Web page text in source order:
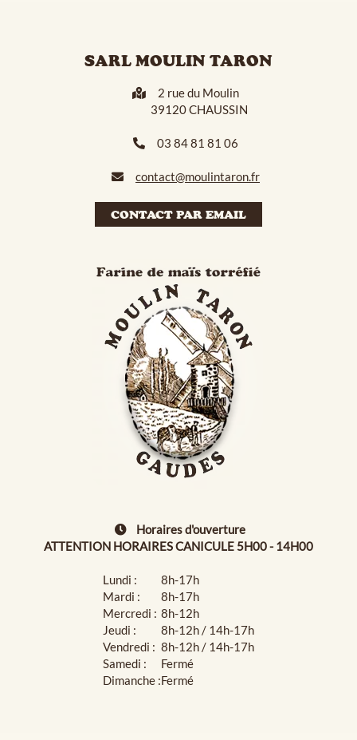
SARL MOULIN TARON
2 rue du Moulin
39120 CHAUSSIN
03 84 81 81 06
contact@moulintaron.fr
CONTACT PAR EMAIL
Horaires d'ouverture
ATTENTION HORAIRES CANICULE 5H00 - 14H00
Lundi :
8h-17h
Mardi :
8h-17h
Mercredi : 8h-12h
Jeudi :
8h-12h / 14h-17h
Vendredi : 8h-12h / 14h-17h
Samedi :
Fermé
Dimanche :Fermé